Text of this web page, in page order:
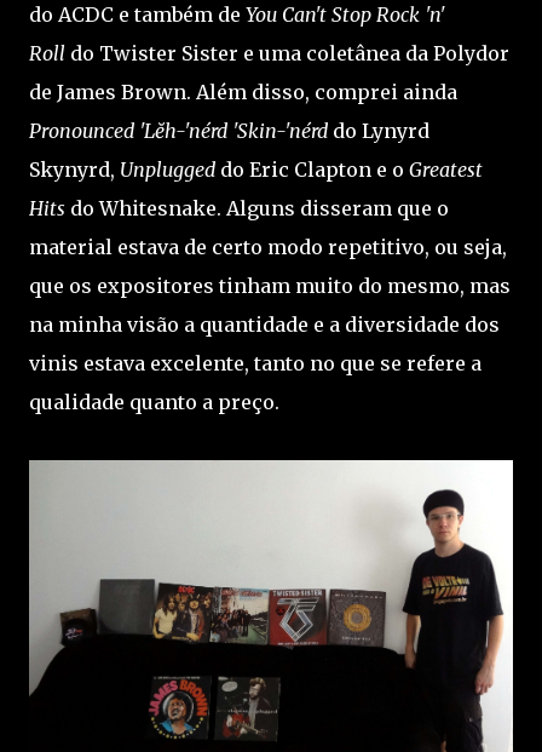
do ACDC e também de You Can't Stop Rock 'n'
Roll do Twister Sister e uma coletânea da Polydor
de James Brown. Além disso, comprei ainda
Pronounced 'Lĕh-'nérd 'Skin-'nérd do Lynyrd
Skynyrd, Unplugged do Eric Clapton e o Greatest
Hits do Whitesnake. Alguns disseram que o
material estava de certo modo repetitivo, ou seja,
que os expositores tinham muito do mesmo, mas
na minha visão a quantidade e a diversidade dos
vinis estava excelente, tanto no que se refere a
qualidade quanto a preço.